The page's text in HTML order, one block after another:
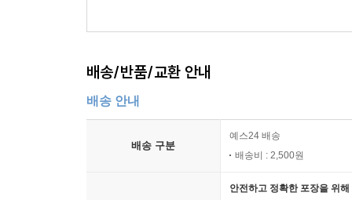
배송/반품/교환 안내
배송 안내
배송 구분
예스24 배송
배송비 : 2,500원
안전하고 정확한 포장을 위